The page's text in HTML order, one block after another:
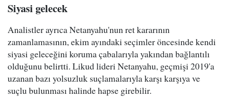
Siyasi gelecek
Analistler ayrıca Netanyahu'nun ret kararının
zamanlamasının, ekim ayındaki seçimler öncesinde kendi
siyasi geleceğini koruma çabalarıyla yakından bağlantılı
olduğunu belirtti. Likud lideri Netanyahu, geçmişi 2019'a
uzanan bazı yolsuzluk suçlamalarıyla karşı karşıya ve
suçlu bulunması halinde hapse girebilir.